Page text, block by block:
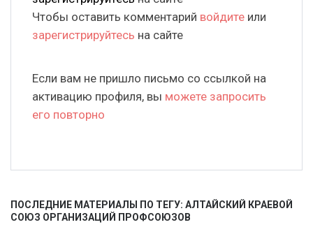
Чтобы оставить комментарий войдите или
зарегистрируйтесь на сайте
Если вам не пришло письмо со ссылкой на
активацию профиля, вы можете запросить
его повторно
ПОСЛЕДНИЕ МАТЕРИАЛЫ ПО ТЕГУ: АЛТАЙСКИЙ КРАЕВОЙ
СОЮЗ ОРГАНИЗАЦИЙ ПРОФСОЮЗОВ